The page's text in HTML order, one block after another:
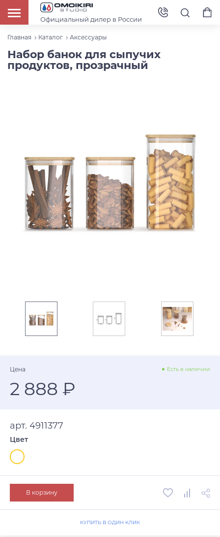
Официальный дилер в России
Главная Каталог Аксессуары
Набор банок для сыпучих
продуктов, прозрачный
Цена Есть в наличии
2 888 ₽
арт. 4911377
Цвет
В корзину
КУПИТЬ В ОДИН КЛИК